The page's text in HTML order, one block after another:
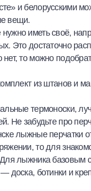
и белорусскими
вещи.
иметь своё,
Это достаточно
то можно
из штанов и
термоноски,
Не забудьте про
лыжные перчатки
то для
Для лыжника
доска, ботинки и